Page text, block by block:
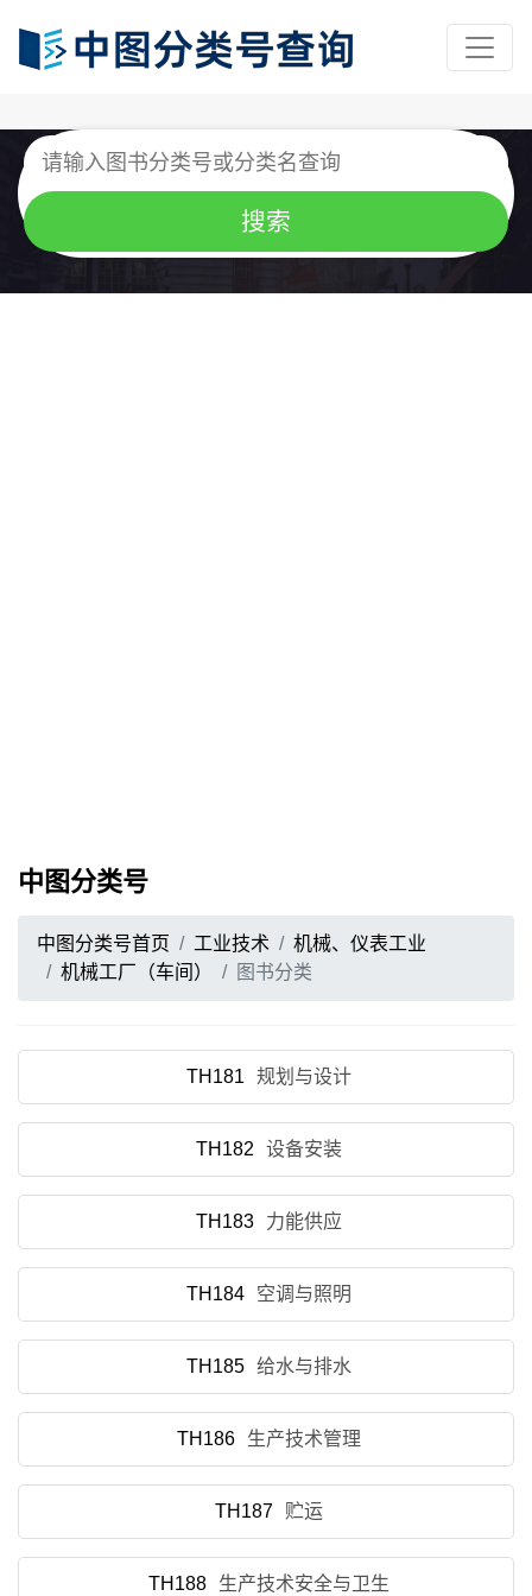
中图分类号
中图分类号首页 工业技术
机械、仪表工业
机械工厂（车间）
图书分类
TH181 规划与设计
TH182 设备安装
TH183 力能供应
TH184 空调与照明
TH185 给水与排水
TH186 生产技术管理
TH187 贮运
TH188 生产技术安全与卫生